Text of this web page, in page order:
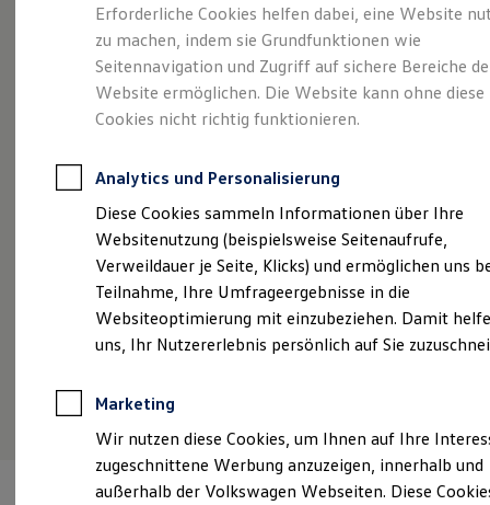
Leasing
Leasing-Angebote
Gebrauchtwagen Leasing
Junge Gebrauchtwagen-Leasing
Elektroauto Leasing
Kleinwagen-Leasing
Leasing ohne Anzahlung
Autokredit mit Schlussrate
Versicherungen und Garantien
Kfz-Versicherung
Restschuldversicherungen
Garantien
Wartungsverträge
Geschäftskunden
Professional Class bei Volkswagen
Großkunden
Behörden
Anpfiff zum Gewinn
Elektroautos
ID. Tutorials
Elektrofahrzeugkonzepte
Kompakt.
Charismatisch. Coupé.
Der Taigo.
Erforderliche Cookies helfen dabei, eine Website
zu machen, indem sie Grundfunktionen wie
Seitennavigation und Zugriff auf sichere Bereiche
Website ermöglichen. Die Website kann ohne diese
Cookies nicht richtig funktionieren.
Analytics und Personalisierung
Diese Cookies sammeln Informationen über Ihre
Websitenutzung (beispielsweise Seitenaufrufe,
Verweildauer je Seite, Klicks) und ermöglichen uns
Teilnahme, Ihre Umfrageergebnisse in die
Websiteoptimierung mit einzubeziehen. Damit
uns, Ihr Nutzererlebnis persönlich auf Sie
Marketing
Wir nutzen diese Cookies, um Ihnen auf Ihre
zugeschnittene Werbung anzuzeigen, innerhalb und
außerhalb der Volkswagen Webseiten. Diese